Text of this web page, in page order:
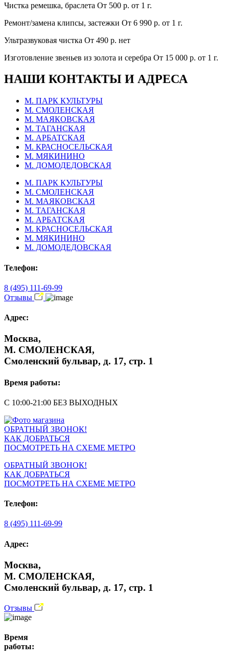
Чистка ремешка, браслета От 500 р. от 1 г.
Ремонт/замена клипсы, застежки От 6 990 р. от 1 г.
Ультразвуковая чистка От 490 р. нет
Изготовление звеньев из золота и серебра От 15 000 р. от 1 г.
НАШИ КОНТАКТЫ И АДРЕСА
М. ПАРК КУЛЬТУРЫ
М. СМОЛЕНСКАЯ
М. МАЯКОВСКАЯ
М. ТАГАНСКАЯ
М. АРБАТСКАЯ
М. КРАСНОСЕЛЬСКАЯ
М. МЯКИНИНО
М. ДОМОДЕДОВСКАЯ
М. ПАРК КУЛЬТУРЫ
М. СМОЛЕНСКАЯ
М. МАЯКОВСКАЯ
М. ТАГАНСКАЯ
М. АРБАТСКАЯ
М. КРАСНОСЕЛЬСКАЯ
М. МЯКИНИНО
М. ДОМОДЕДОВСКАЯ
Телефон:
8 (495) 111-69-99
Отзывы
Адрес:
Москва,
М. СМОЛЕНСКАЯ,
Смоленский бульвар, д. 17, стр. 1
Время работы:
С 10:00-21:00 БЕЗ ВЫХОДНЫХ
ОБРАТНЫЙ ЗВОНОК!
КАК ДОБРАТЬСЯ
ПОСМОТРЕТЬ НА СХЕМЕ МЕТРО
ОБРАТНЫЙ ЗВОНОК!
КАК ДОБРАТЬСЯ
ПОСМОТРЕТЬ НА СХЕМЕ МЕТРО
Телефон:
8 (495) 111-69-99
Адрес:
Москва,
М. СМОЛЕНСКАЯ,
Смоленский бульвар, д. 17, стр. 1
Отзывы
Время
работы: